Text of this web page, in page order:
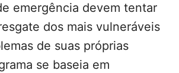
emergência devem tentar
dos mais vulneráveis
de suas próprias
se baseia em